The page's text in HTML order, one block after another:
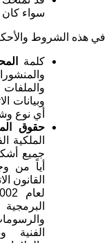
سواء
في هذه الشروط
كلمة
والملفات
وبيانات
أي نوع
حقوق
الملكية
جميع
أياً من
الفنية